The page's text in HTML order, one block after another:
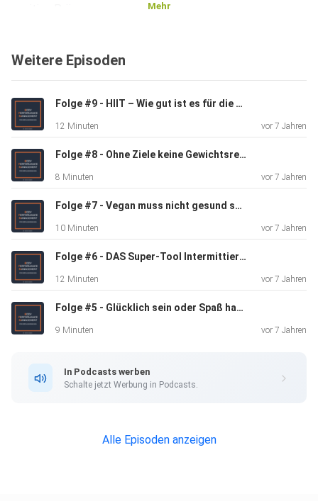
herstellen. Welche Prägung hast du? Erfahre dazu mehr in
Folge. Ich wünsche dir sehr viel Spaß beim Anhören und
freue mich
sehr, dass du zugeschaltet hast. Dein Coach, Nicco
Website:
www.niccojuwig.de Mail: bpm@niccojuwig.de
Mehr
Weitere Episoden
Folge #9 - HIIT – Wie gut ist es für die zeit-effiziente Gewichtsreduzierung?
12 Minuten vor 7 Jahren
Folge #8 - Ohne Ziele keine Gewichtsreduzierung
8 Minuten vor 7 Jahren
Folge #7 - Vegan muss nicht gesund sein
10 Minuten vor 7 Jahren
Folge #6 - DAS Super-Tool Intermittierendes Fasten
12 Minuten vor 7 Jahren
Folge #5 - Glücklich sein oder Spaß haben – und was das mit Abnehmen zu tun hat
9 Minuten vor 7 Jahren
In Podcasts werben
Schalte jetzt Werbung in Podcasts.
Alle Episoden anzeigen